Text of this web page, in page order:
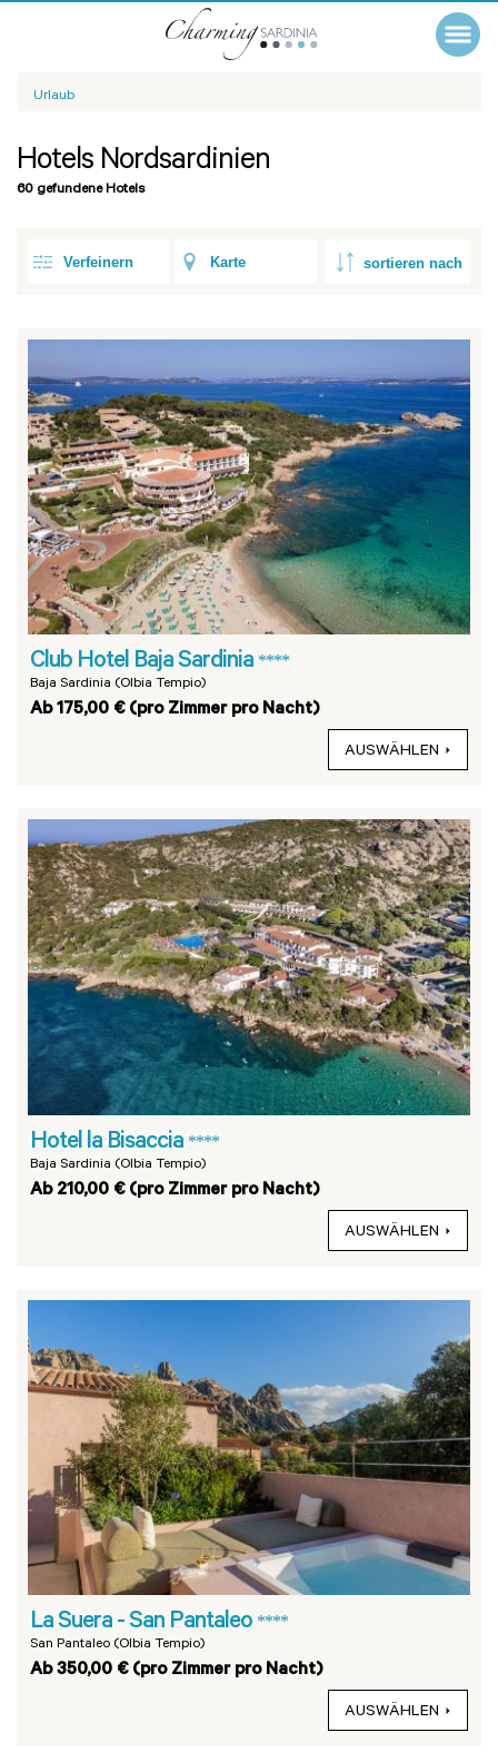
Urlaub
Hotels Nordsardinien
60 gefundene Hotels
Verfeinern Karte
Club Hotel Baja Sardinia ****
Baja Sardinia (Olbia Tempio)
Ab 175,00 € (pro Zimmer pro Nacht)
AUSWÄHLEN
Hotel la Bisaccia ****
Baja Sardinia (Olbia Tempio)
Ab 210,00 € (pro Zimmer pro Nacht)
AUSWÄHLEN
La Suera - San Pantaleo ****
San Pantaleo (Olbia Tempio)
Ab 350,00 € (pro Zimmer pro Nacht)
AUSWÄHLEN